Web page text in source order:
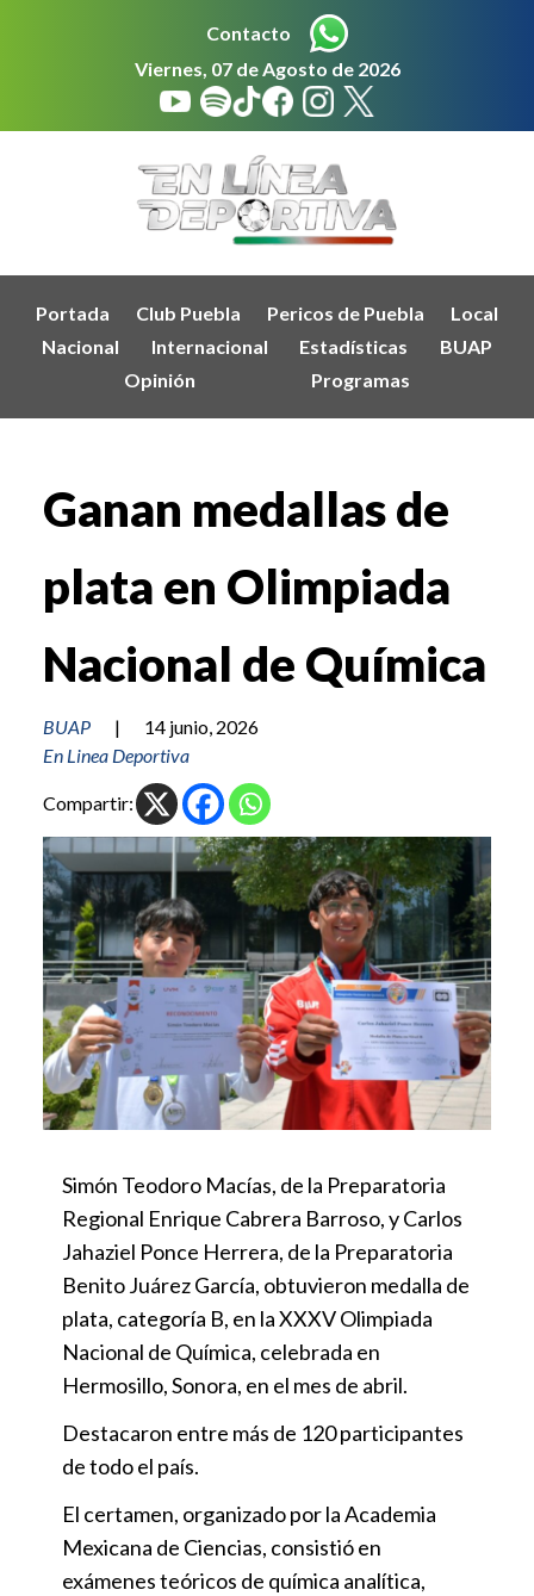
Contacto
Viernes, 07 de Agosto de 2026
Portada Club Puebla Pericos de Puebla
Local
Nacional
Internacional Estadísticas
BUAP
Opinión
Programas
Ganan medallas de
plata en Olimpiada
Nacional de Química
BUAP |
14 junio, 2026
En Linea Deportiva
Compartir:
Simón Teodoro Macías, de la Preparatoria
Regional Enrique Cabrera Barroso, y Carlos
Jahaziel Ponce Herrera, de la Preparatoria
Benito Juárez García, obtuvieron medalla de
plata, categoría B, en la XXXV Olimpiada
Nacional de Química, celebrada en
Hermosillo, Sonora, en el mes de abril.
Destacaron entre más de 120 participantes
de todo el país.
El certamen, organizado por la Academia
Mexicana de Ciencias, consistió en
exámenes teóricos de química analítica,